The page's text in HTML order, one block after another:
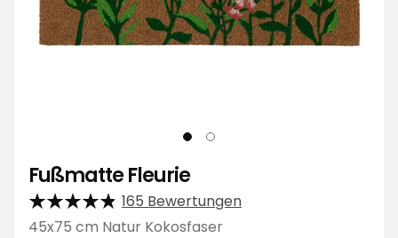
Fußmatte Fleurie
165 Bewertungen
45x75 cm Natur Kokosfaser